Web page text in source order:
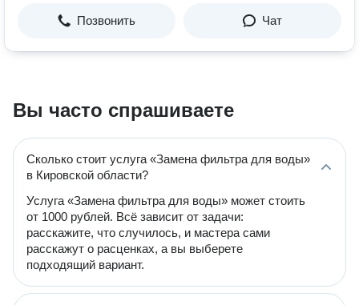
Позвонить Чат
Вы часто спрашиваете
Сколько стоит услуга «Замена фильтра для воды»
в Кировской области?
Услуга «Замена фильтра для воды» может стоить
от 1000 рублей. Всё зависит от задачи:
расскажите, что случилось, и мастера сами
расскажут о расценках, а вы выберете
подходящий вариант.